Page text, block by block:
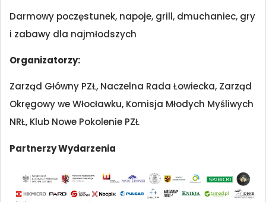
Darmowy poczęstunek, napoje, grill, dmuchaniec, gry
i zabawy dla najmłodszych
Organizatorzy:
Zarząd Główny PZŁ, Naczelna Rada Łowiecka, Zarząd
Okręgowy we Włocławku, Komisja Młodych Myśliwych
NRŁ, Klub Nowe Pokolenie PZŁ
Partnerzy Wydarzenia